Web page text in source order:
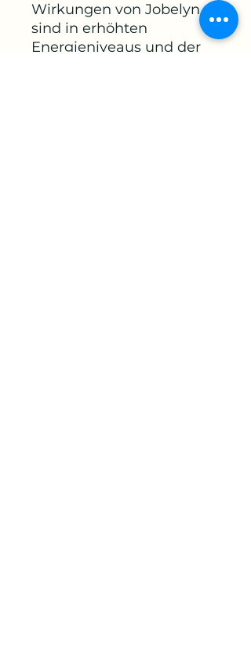
Wirkungen von Jobelyn
sind in erhöhten
Energieniveaus und der